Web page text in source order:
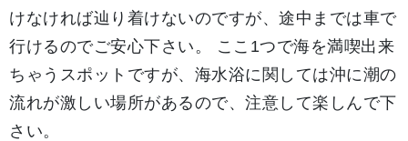
けなければ辿り着けないのですが、途中までは車で
行けるのでご安心下さい。 ここ1つで海を満喫出来
ちゃうスポットですが、海水浴に関しては沖に潮の
流れが激しい場所があるので、注意して楽しんで下
さい。